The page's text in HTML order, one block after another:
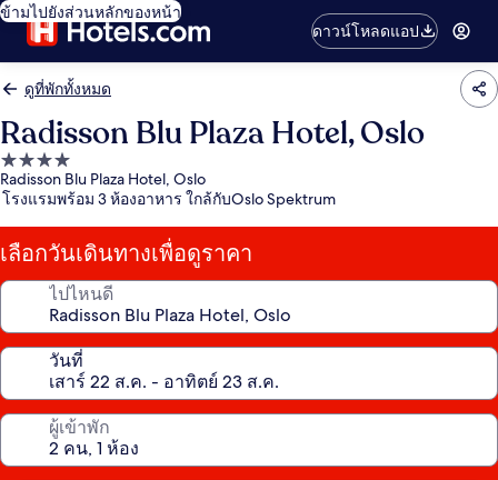
ข้ามไปยังส่วนหลักของหน้า
ดาวน์โหลดแอป
ดูที่พักทั้งหมด
Radisson Blu Plaza Hotel, Oslo
ที่พัก
4.0
Radisson Blu Plaza Hotel, Oslo
โรงแรมพร้อม 3 ห้องอาหาร ใกล้กับOslo Spektrum
เลือกวันเดินทางเพื่อดูราคา
ไปไหนดี
วันที่
ผู้เข้าพัก